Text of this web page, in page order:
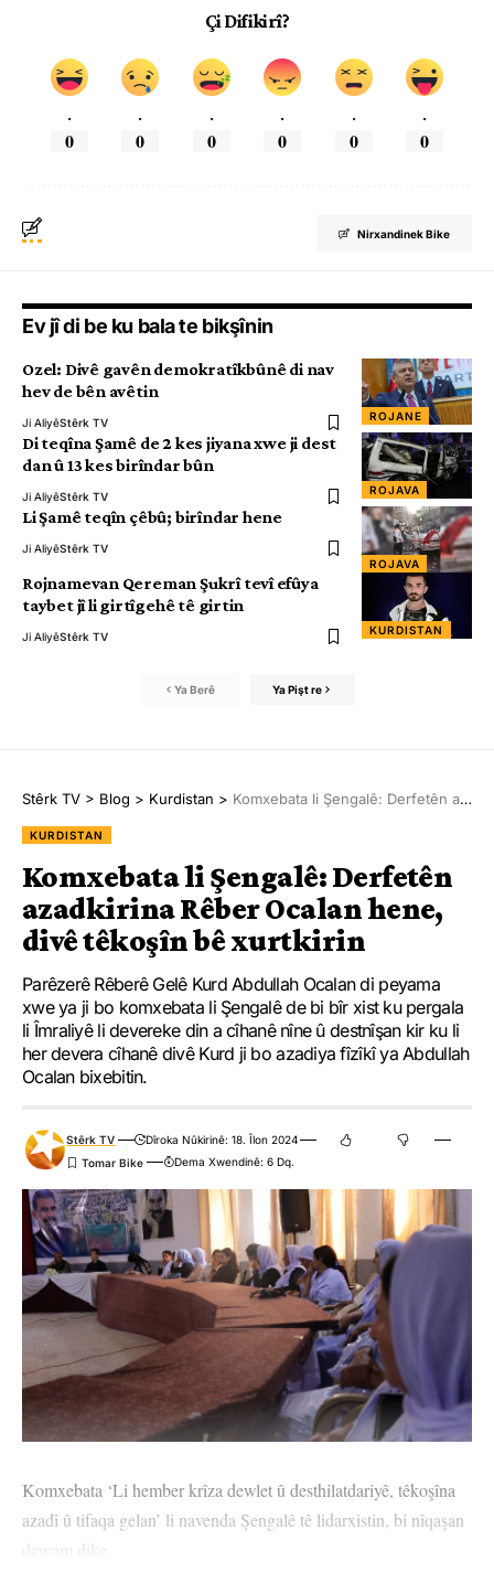
Çi Difikirî?
.
0
.
0
.
0
.
0
.
0
.
0
Nirxandinek Bike
Ev jî di be ku bala te bikşînin
ROJANE
Ozel: Divê gavên demokratîkbûnê di nav
hev de bên avêtin
Ji AliyêStêrk TV
ROJAVA
Di teqîna Şamê de 2 kes jiyana xwe ji dest
dan û 13 kes birîndar bûn
Ji AliyêStêrk TV
ROJAVA
Li Şamê teqîn çêbû; birîndar hene
Ji AliyêStêrk TV
KURDISTAN
Rojnamevan Qereman Şukrî tevî efûya
taybet jî li girtîgehê tê girtin
Ji AliyêStêrk TV
Ya Berê Ya Pişt re
Stêrk TV > Blog > Kurdistan > Komxebata li Şengalê: Derfetên azadkirina Rêber Ocalan hene, divê têkoşîn bê xurtkirin
KURDISTAN
Komxebata li Şengalê: Derfetên
azadkirina Rêber Ocalan hene,
divê têkoşîn bê xurtkirin
Parêzerê Rêberê Gelê Kurd Abdullah Ocalan di peyama
xwe ya ji bo komxebata li Şengalê de bi bîr xist ku pergala
li Îmraliyê li devereke din a cîhanê nîne û destnîşan kir ku li
her devera cîhanê divê Kurd ji bo azadiya fîzîkî ya Abdullah
Ocalan bixebitin.
Stêrk TV
Dîroka Nûkirinê: 18. Îlon 2024
Dema Xwendinê: 6 Dq.
Komxebata ‘Li hember krîza dewlet û desthilatdariyê, têkoşîna
azadî û tifaqa gelan’ li navenda Şengalê tê lidarxistin, bi nîqaşan
dewam dike.